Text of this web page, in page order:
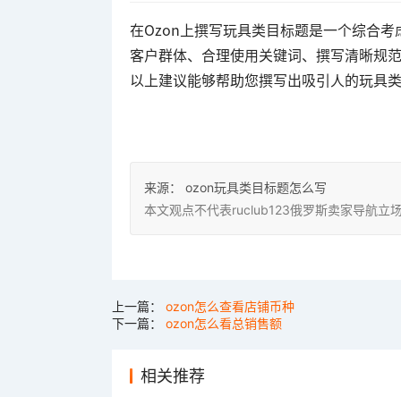
在Ozon上撰写玩具类目标题是一个综合
客户群体、合理使用关键词、撰写清晰规
以上建议能够帮助您撰写出吸引人的玩具
来源：
ozon玩具类目标题怎么写
本文观点不代表ruclub123俄罗斯卖家导航立
上一篇： ozon怎么查看店铺币种
下一篇： ozon怎么看总销售额
相关推荐